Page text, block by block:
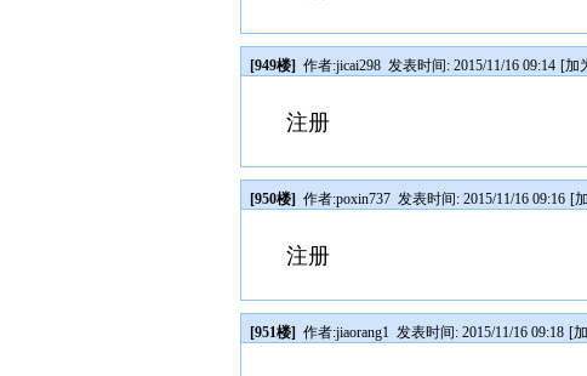
[949楼] 作者:jicai298 发表时间: 2015/11/16 09:14 [加
注册
[950楼] 作者:poxin737 发表时间: 2015/11/16 09:16 [
注册
[951楼] 作者:jiaorang1 发表时间: 2015/11/16 09:18 [